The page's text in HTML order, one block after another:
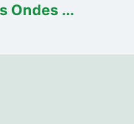
Ondes ...